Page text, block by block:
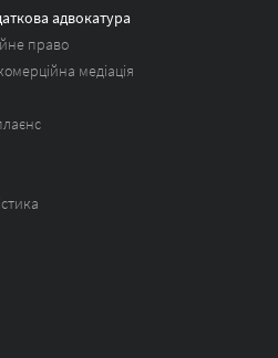
адвокатура
право
медіація